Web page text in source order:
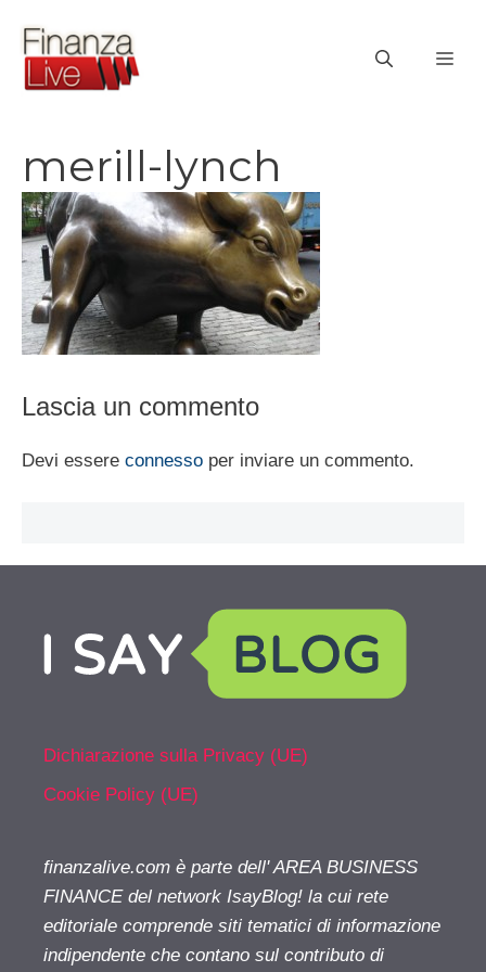
contenuto
merill-lynch
Lascia un commento
Devi essere connesso per inviare un commento.
Dichiarazione sulla Privacy (UE)
Cookie Policy (UE)
finanzalive.com è parte dell' AREA BUSINESS
FINANCE del network IsayBlog! la cui rete
editoriale comprende siti tematici di informazione
indipendente che contano sul contributo di